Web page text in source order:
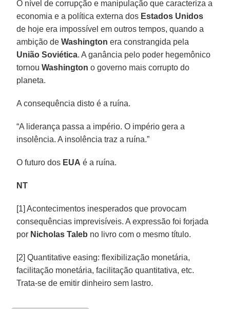
O nível de corrupção e manipulação que caracteriza a
economia e a política externa dos Estados Unidos
de hoje era impossível em outros tempos, quando a
ambição deWashington era constrangida pela
União Soviética. A ganância pelo poder hegemônico
tornouWashington o governo mais corrupto do
planeta.
A consequência disto é a ruína.
“A liderança passa a império. O império gera a
insolência. A insolência traz a ruína.”
O futuro dos EUA é a ruína.
NT
[1] Acontecimentos inesperados que provocam
consequências imprevisíveis. A expressão foi forjada
por Nicholas Taleb no livro com o mesmo título.
[2] Quantitative easing: flexibilização monetária,
facilitação monetária, facilitação quantitativa, etc.
Trata-se de emitir dinheiro sem lastro.